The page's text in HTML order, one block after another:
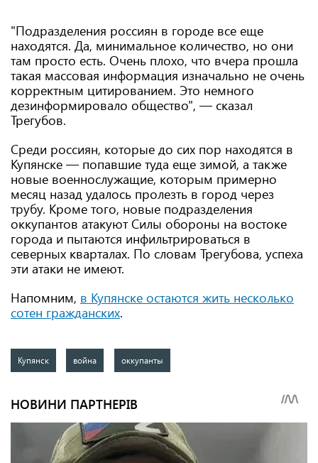
"Подразделения россиян в городе все еще
находятся. Да, минимальное количество, но они
там просто есть. Очень плохо, что вчера прошла
такая массовая информация изначально не очень
корректным цитированием. Это немного
дезинформировало общество", — сказал
Трегубов.
Среди россиян, которые до сих пор находятся в
Купянске — попавшие туда еще зимой, а также
новые военнослужащие, которым примерно
месяц назад удалось пролезть в город через
трубу. Кроме того, новые подразделения
оккупантов атакуют Силы обороны на востоке
города и пытаются инфильтрироваться в
северных кварталах. По словам Трегубова, успеха
эти атаки не имеют.
Напомним, в Купянске остаются жить несколько
сотен гражданских.
Купянск война оккупанты